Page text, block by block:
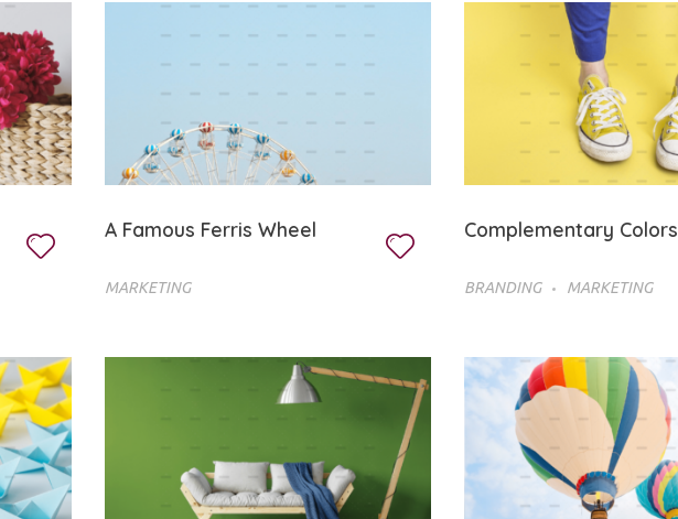
A Famous Ferris Wheel
MARKETING
Complementary Colors
BRANDING MARKETING